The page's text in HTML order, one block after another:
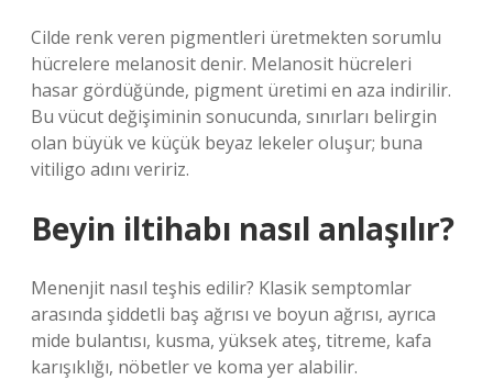
Cilde renk veren pigmentleri üretmekten sorumlu
hücrelere melanosit denir. Melanosit hücreleri
hasar gördüğünde, pigment üretimi en aza indirilir.
Bu vücut değişiminin sonucunda, sınırları belirgin
olan büyük ve küçük beyaz lekeler oluşur; buna
vitiligo adını veririz.
Beyin iltihabı nasıl anlaşılır?
Menenjit nasıl teşhis edilir? Klasik semptomlar
arasında şiddetli baş ağrısı ve boyun ağrısı, ayrıca
mide bulantısı, kusma, yüksek ateş, titreme, kafa
karışıklığı, nöbetler ve koma yer alabilir.